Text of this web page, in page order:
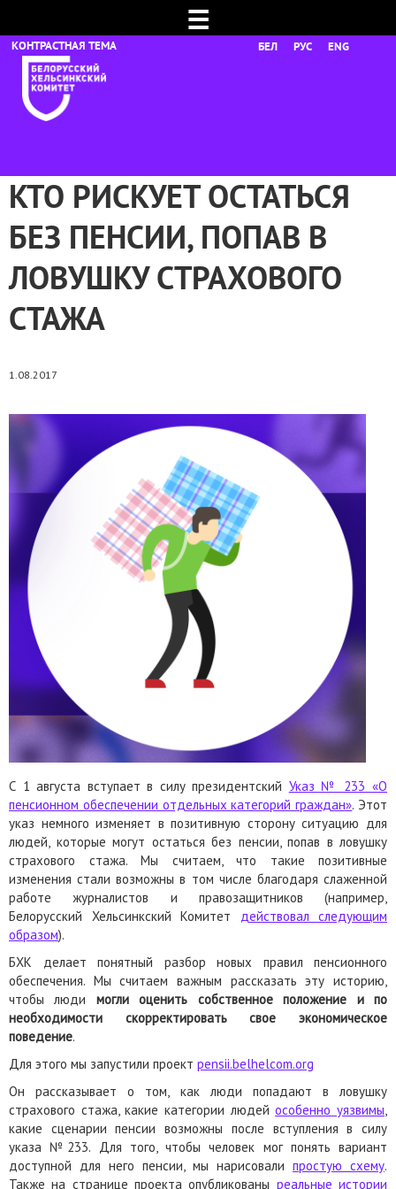
☰
БЕЛ РУС ENG
КТО РИСКУЕТ ОСТАТЬСЯ
БЕЗ ПЕНСИИ, ПОПАВ В
ЛОВУШКУ СТРАХОВОГО
СТАЖА
1.08.2017
С 1 августа вступает в силу президентский Указ № 233 «О
пенсионном обеспечении отдельных категорий граждан». Этот
указ немного изменяет в позитивную сторону ситуацию для
людей, которые могут остаться без пенсии, попав в ловушку
страхового стажа. Мы считаем, что такие позитивные
изменения стали возможны в том числе благодаря слаженной
работе журналистов и правозащитников (например,
Белорусский Хельсинкский Комитет действовал следующим
образом).
БХК делает понятный разбор новых правил пенсионного
обеспечения. Мы считаем важным рассказать эту историю,
чтобы люди могли оценить собственное положение и по
необходимости скорректировать свое экономическое
поведение.
Для этого мы запустили проект pensii.belhelcom.org
Он рассказывает о том, как люди попадают в ловушку
страхового стажа, какие категории людейособенно уязвимы,
какие сценарии пенсии возможны после вступления в силу
указа №233. Для того, чтобы человек мог понять вариант
доступной для него пенсии, мы нарисовали простую схему.
Также на странице проекта опубликованы реальные истории